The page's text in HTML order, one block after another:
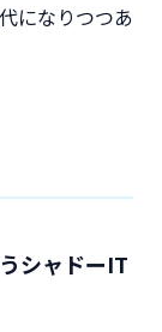
になりつつあ
シャドーIT